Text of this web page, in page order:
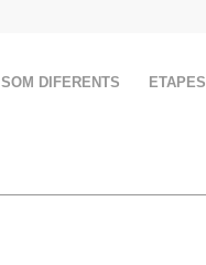
SOM DIFERENTS ETAPES